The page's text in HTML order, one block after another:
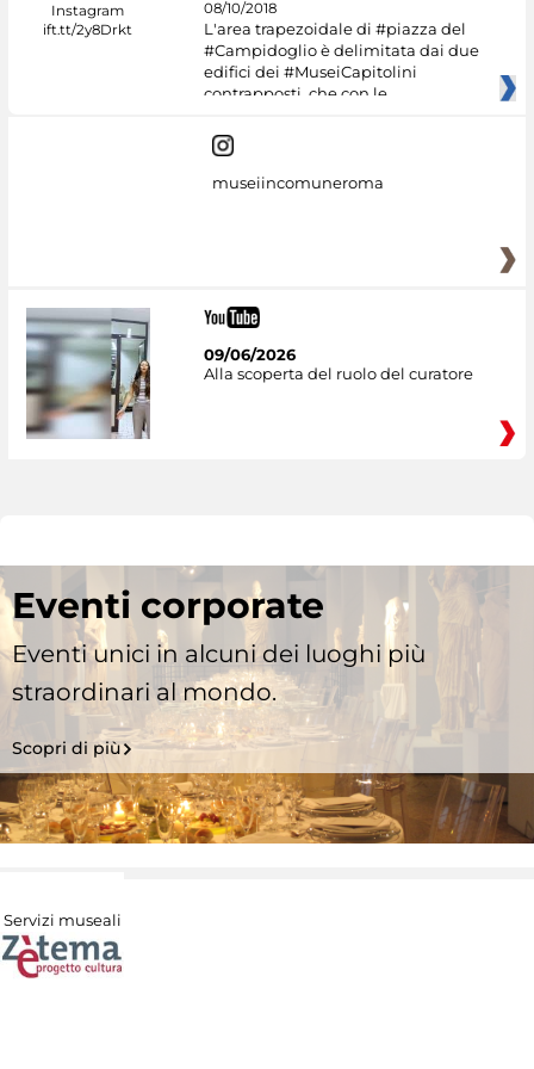
08/10/2018
L'area trapezoidale di #piazza del
#Campidoglio è delimitata dai due
edifici dei #MuseiCapitolini
contrapposti, che con le
museiincomuneroma
09/06/2026
Alla scoperta del ruolo del curatore
Eventi corporate
Eventi unici in alcuni dei luoghi più
straordinari al mondo.
Scopri di più
Servizi museali